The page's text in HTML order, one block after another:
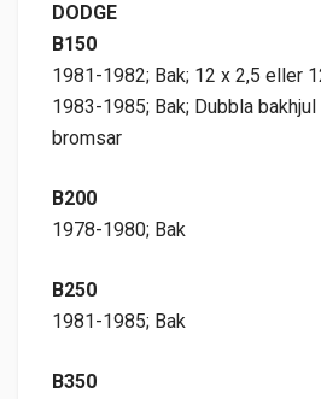
DODGE
B150
1981-1982; Bak; 12 x 2,5 eller
1983-1985; Bak; Dubbla
bromsar
B200
1978-1980; Bak
B250
1981-1985; Bak
B350